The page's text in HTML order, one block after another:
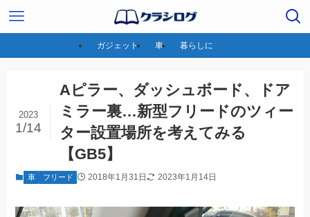
ガジェット 車 暮らしに
Aピラー、ダッシュボード、ドア
ミラー裏…新型フリードのツィー
ター設置場所を考えてみる
【GB5】
2023
1/14
車 フリード 2018年1月31日 2023年1月14日